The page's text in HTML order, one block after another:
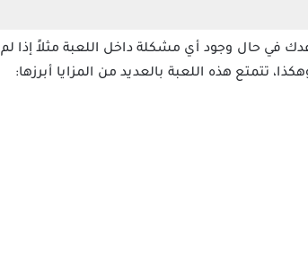
في حال وجود أي مشكلة داخل اللعبة مثلاً إذا لم
تتمتع هذه اللعبة بالعديد من المزايا أبرزها: